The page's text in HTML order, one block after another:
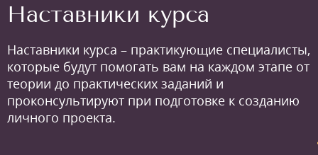
Наставники курса
Наставники курса – практикующие специалисты,
которые будут помогать вам на каждом этапе от
теории до практических заданий и
проконсультируют при подготовке к созданию
личного проекта.